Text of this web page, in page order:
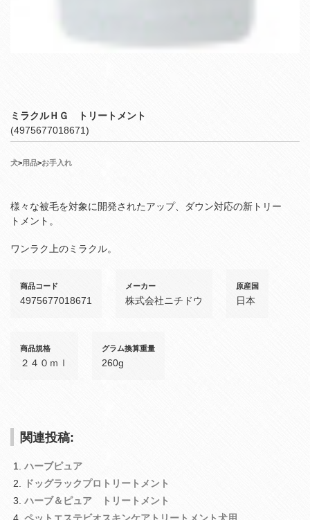
ミラクルＨＧ トリートメント
(4975677018671)
犬>用品>お手入れ
様々な被毛を対象に開発されたアップ、ダウン対応の新トリー
トメント。
ワンラク上のミラクル。
商品コード
4975677018671
メーカー
株式会社ニチドウ
原産国
日本
商品規格
２４０ｍｌ
グラム換算重量
260g
関連投稿:
ハーブピュア
ドッグラックプロトリートメント
ハーブ＆ピュア トリートメント